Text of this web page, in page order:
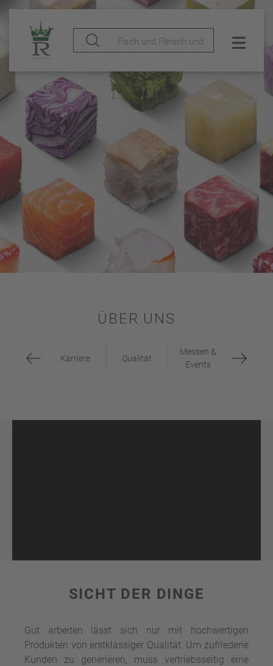
ÜBER UNS
Karriere Qualität
Messen &
Events
SICHT DER DINGE
Gut arbeiten lässt sich nur mit hochwertigen
Produkten von erstklassiger Qualität. Um zufriedene
Kunden zu generieren, muss vertriebsseitig eine